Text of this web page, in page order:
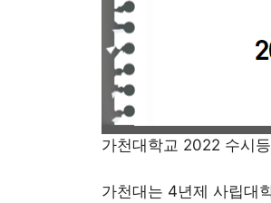
가천대학교 2022 수시
가천대는 4년제 사립대